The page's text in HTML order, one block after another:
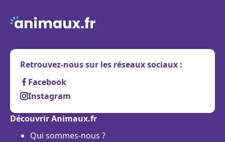
Retrouvez-nous sur les réseaux sociaux :
Facebook
Instagram
Découvrir Animaux.fr
Qui sommes-nous ?